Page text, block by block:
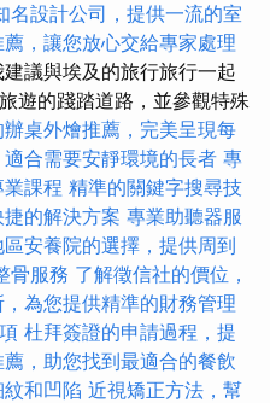
名設計公司，提供一流的室
，讓您放心交給專家處理
建議與埃及的旅行旅行一起
遊的踐踏道路，並參觀特殊
桌外燴推薦，完美呈現每
合需要安靜環境的長者 專
課程 精準的關鍵字搜尋技
的解決方案 專業助聽器服
安養院的選擇，提供周到
骨服務 了解徵信社的價位，
為您提供精準的財務管理
杜拜簽證的申請過程，提
，助您找到最適合的餐飲
和凹陷 近視矯正方法，幫